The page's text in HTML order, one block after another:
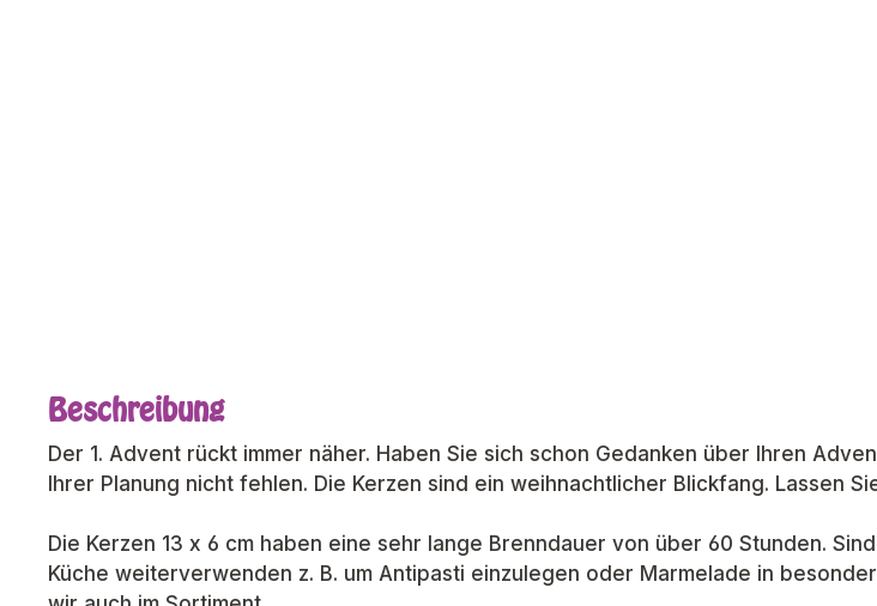
Beschreibung
Der 1. Advent rückt immer näher. Haben Sie sich schon Gedanken über Ihren
Ihrer Planung nicht fehlen. Die Kerzen sind ein weihnachtlicher Blickfang. Lassen
Die Kerzen 13 x 6 cm haben eine sehr lange Brenndauer von über 60 Stunden.
Küche weiterverwenden z. B. um Antipasti einzulegen oder Marmelade in